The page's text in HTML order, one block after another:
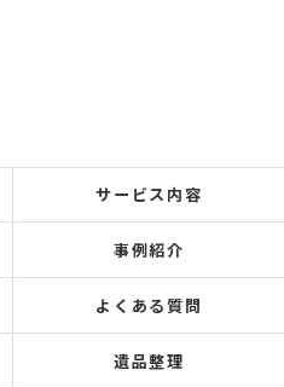
サービス内容
事例紹介
よくある質問
遺品整理